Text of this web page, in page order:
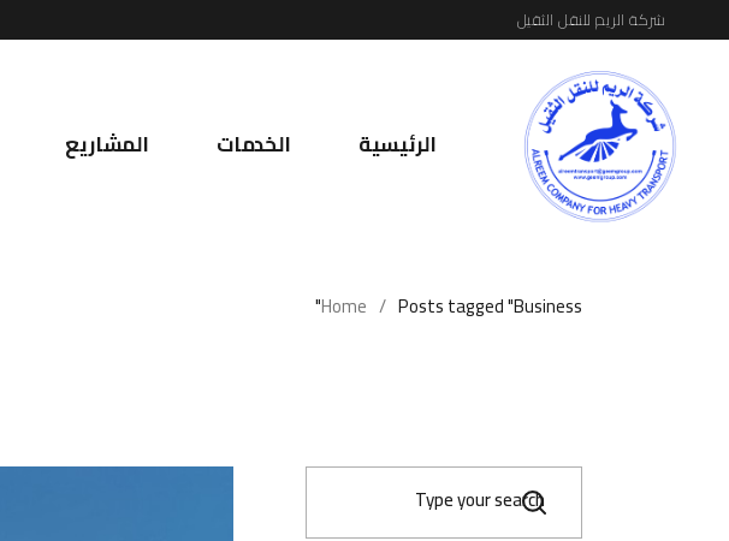
to
the
شركة الريم للنقل الثقيل
الرئيسية الخدمات المشاريع
Home Posts tagged "Business"
S
r